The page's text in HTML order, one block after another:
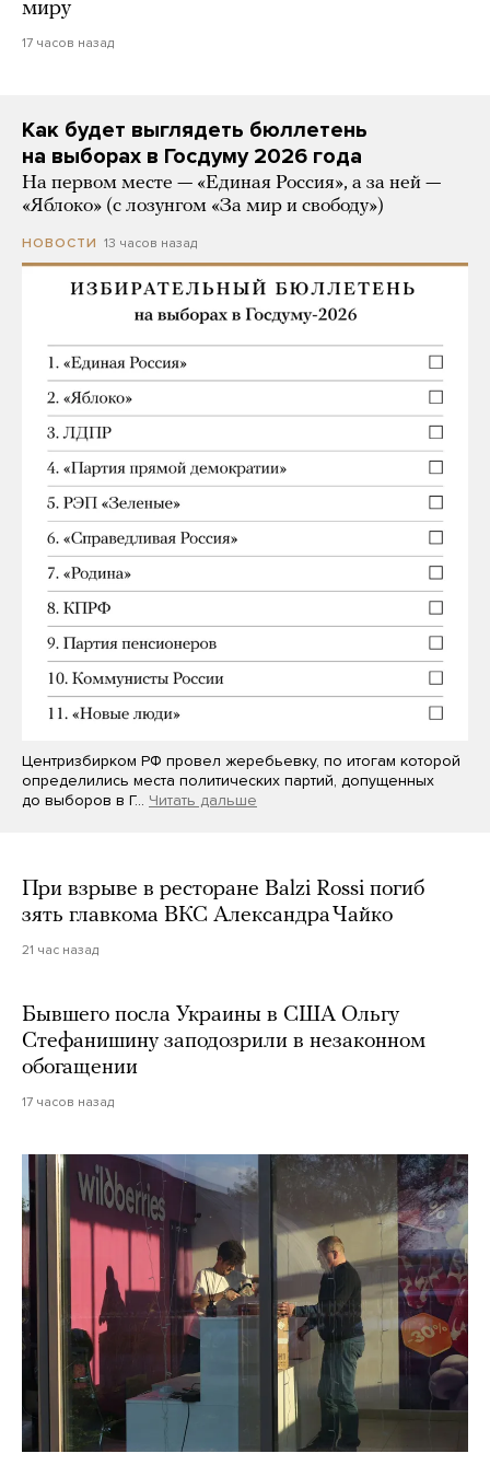
миру
17 часов назад
Как будет выглядеть бюллетень
на выборах в Госдуму 2026 года
На первом месте — «Единая Россия», а за ней —
«Яблоко» (с лозунгом «За мир и свободу»)
НОВОСТИ 13 часов назад
Центризбирком РФ провел жеребьевку, по итогам которой
определились места политических партий, допущенных
до выборов в Г… Читать дальше
При взрыве в ресторане Balzi Rossi погиб
зять главкома ВКС Александра Чайко
21 час назад
Бывшего посла Украины в США Ольгу
Стефанишину заподозрили в незаконном
обогащении
17 часов назад